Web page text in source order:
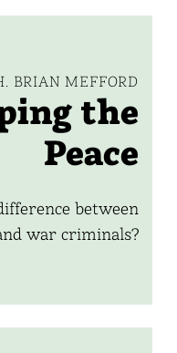
BRIAN MEFFORD
the
Peace
between
war criminals?